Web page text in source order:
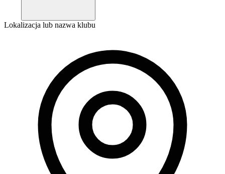
Lokalizacja lub nazwa klubu